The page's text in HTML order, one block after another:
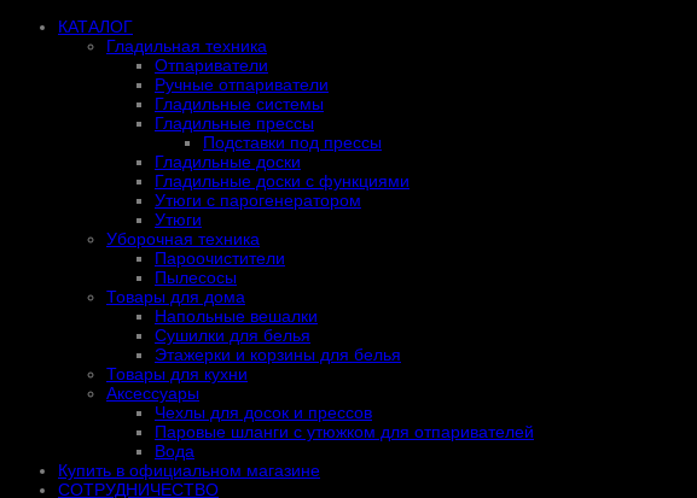
КАТАЛОГ
Гладильная техника
Отпариватели
Ручные отпариватели
Гладильные системы
Гладильные прессы
Подставки под прессы
Гладильные доски
Гладильные доски с функциями
Утюги с парогенератором
Утюги
Уборочная техника
Пароочистители
Пылесосы
Товары для дома
Напольные вешалки
Сушилки для белья
Этажерки и корзины для белья
Товары для кухни
Аксессуары
Чехлы для досок и прессов
Паровые шланги с утюжком для отпаривателей
Вода
Купить в официальном магазине
СОТРУДНИЧЕСТВО